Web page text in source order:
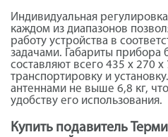
Индивидуальная
каждом из диапазонов
работу устройства в
задачами. Габариты прибора
составляют всего 435 х 270
транспортировку и
антеннами не выше 6,8 кг,
удобству его использования.
Купить подавитель